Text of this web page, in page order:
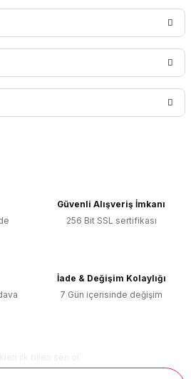
ilk yorumu siz yapın!
veya görüntülenemiyor.
daha pahalı.
olmalı.
Güvenli Alışveriş İmkanı
256 Bit SSL sertifikası
İade & Değişim Kolaylığı
7 Gün içerisinde değişim